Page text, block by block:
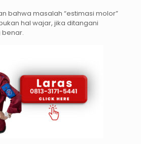
bahwa masalah “estimasi molor”
hal wajar, jika ditangani
benar.